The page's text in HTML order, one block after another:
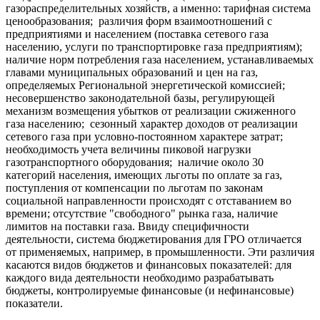
газораспределительных хозяйств, а именно: тарифная система
ценообразования; различия форм взаимоотношений с
предприятиями и населением (поставка сетевого газа
населению, услуги по транспортировке газа предприятиям);
наличие норм потребления газа населением, устанавливаемых
главами муниципальных образований и цен на газ,
определяемых Региональной энергетической комиссией;
несовершенство законодательной базы, регулирующей
механизм возмещения убытков от реализации сжиженного
газа населению; сезонный характер доходов от реализации
сетевого газа при условно-постоянном характере затрат;
необходимость учета величины пиковой нагрузки
газотранспортного оборудования; наличие около 30
категорий населения, имеющих льготы по оплате за газ,
поступления от компенсации по льготам по законам
социальной направленности происходят с отставанием во
времени; отсутствие "свободного" рынка газа, наличие
лимитов на поставки газа. Ввиду специфичности
деятельности, система бюджетирования для ГРО отличается
от применяемых, например, в промышленности. Эти различия
касаются видов бюджетов и финансовых показателей: для
каждого вида деятельности необходимо разрабатывать
бюджеты, контролируемые финансовые (и нефинансовые)
показатели.